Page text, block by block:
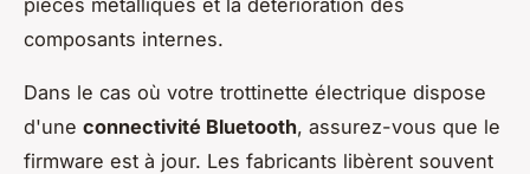
composants internes.
Dans le cas où votre trottinette électrique dispose
d'une connectivité Bluetooth, assurez-vous que le
firmware est à jour. Les fabricants libèrent souvent